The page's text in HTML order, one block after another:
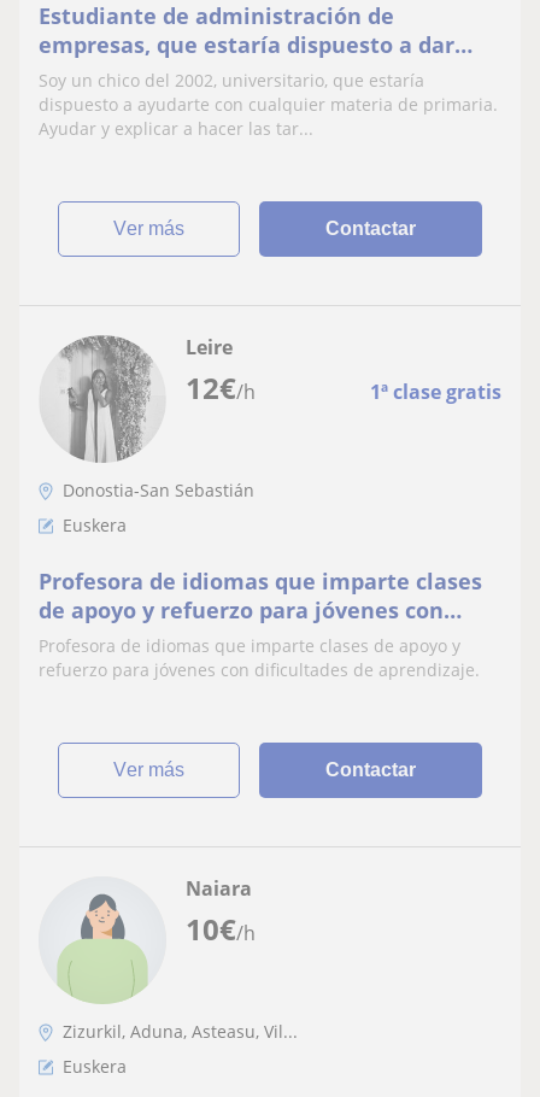
Estudiante de administración de
empresas, que estaría dispuesto a dar
clases a alumnos de primaria. Dispuesto a
ayudar con cualquier materia
Soy un chico del 2002, universitario, que estaría
dispuesto a ayudarte con cualquier materia de primaria.
Ayudar y explicar a hacer las tar...
ver más Contactar
12€/h 1ª clase gratis
Leire
Donostia-San Sebastián
Euskera
Profesora de idiomas que imparte clases
de apoyo y refuerzo para jóvenes con
dificultades de aprendizaje
Profesora de idiomas que imparte clases de apoyo y
refuerzo para jóvenes con dificultades de aprendizaje.
ver más Contactar
10€/h
Naiara
Zizurkil, Aduna, Asteasu, Vil...
Euskera